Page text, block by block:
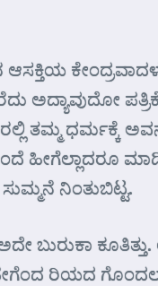
ಅದ್ಯಾವುದೋ
ತಮ್ಮ ಧರ್ಮಕ್ಕೆ
ಹೀಗೆಲ್ಲಾದರೂ
ನಿಂತುಬಿಟ್ಟ.
ಬುರುಕಾ
ರಿಯದ